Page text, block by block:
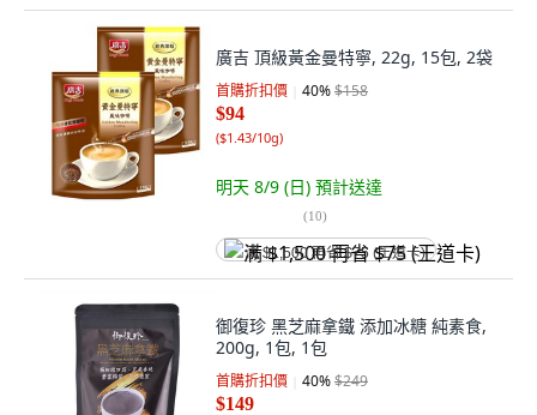
廣吉 頂級黃金曼特寧, 22g, 15包, 2袋
首購折扣價 40%$158
$94
($1.43/10g)
明天 8/9 (日) 預計送達
(10)
满 $1,500 再省 $75 (王道卡)
御復珍 黑芝麻拿鐵 添加冰糖 純素食,
200g, 1包, 1包
首購折扣價 40%$249
$149